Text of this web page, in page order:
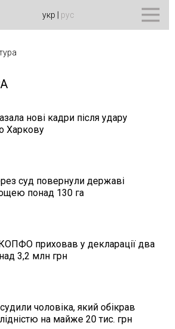
укр рус
нові кадри після удару
Харкову
суд повернули державі
понад 130 га
приховав у декларації два
3,2 млн грн
чоловіка, який обікрав
на майже 20 тис. грн